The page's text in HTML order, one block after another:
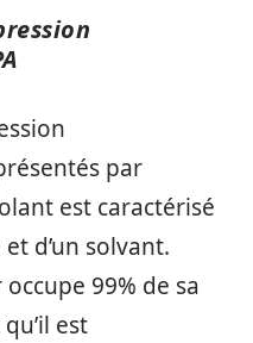
par
est caractérisé
d’un solvant.
99% de sa
est